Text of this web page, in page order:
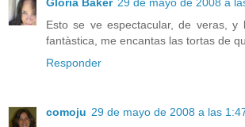
Gloria Baker 29 de mayo de 2008 a
Esto se ve espectacular, de veras, y
fantàstica, me encantas las tortas de
Responder
comoju 29 de mayo de 2008 a las